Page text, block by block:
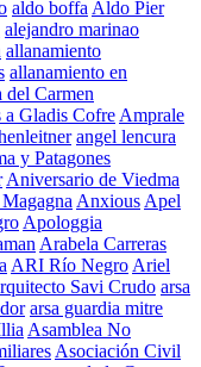
aldo boffa Aldo Pier
alejandro marinao
allanamiento
allanamiento en
Carmen
a Gladis Cofre Amprale
angel lencura
y Patagones
Aniversario de Viedma
Anxious Apel
Apologgia
Arabela Carreras
ARI Río Negro Ariel
Savi Crudo arsa
arsa guardia mitre
Asamblea No
Asociación Civil